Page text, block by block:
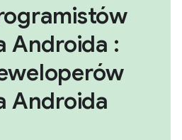
Androida :
Androida